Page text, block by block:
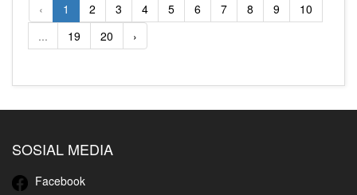
‹ 1 2 3 4 5 6 7 8 9
10
...
19 20 ›
SOSIAL MEDIA
Facebook